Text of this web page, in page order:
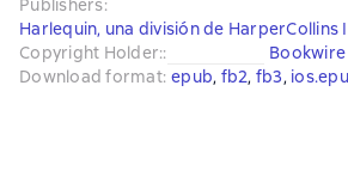
Publishers:
Harlequin, una división de HarperCollins
Copyright Holder::
Bookwire
Download format: epub, fb2, fb3,